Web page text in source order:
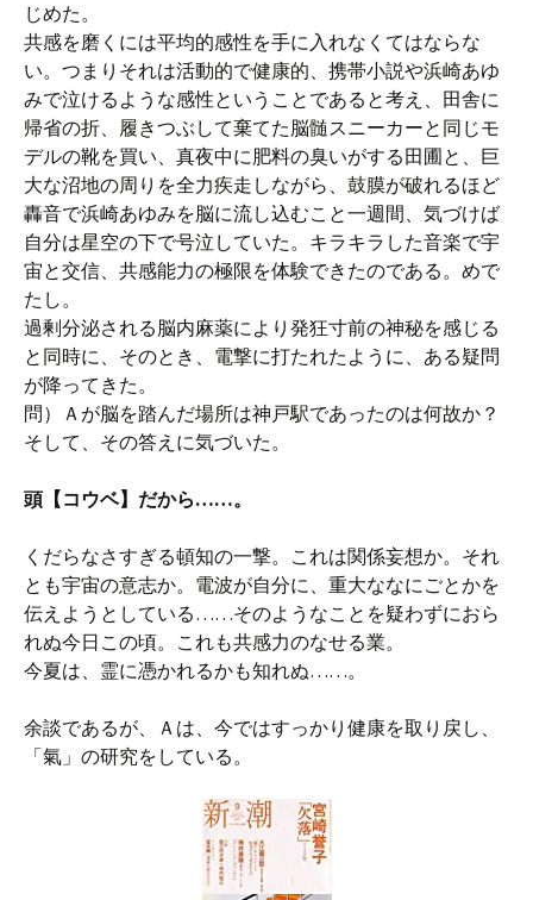
じめた。
共感を磨くには平均的感性を手に入れなくてはならな
い。つまりそれは活動的で健康的、携帯小説や浜崎あゆ
みで泣けるような感性ということであると考え、田舎に
帰省の折、履きつぶして棄てた脳髄スニーカーと同じモ
デルの靴を買い、真夜中に肥料の臭いがする田圃と、巨
大な沼地の周りを全力疾走しながら、鼓膜が破れるほど
轟音で浜崎あゆみを脳に流し込むこと一週間、気づけば
自分は星空の下で号泣していた。キラキラした音楽で宇
宙と交信、共感能力の極限を体験できたのである。めで
たし。
過剰分泌される脳内麻薬により発狂寸前の神秘を感じる
と同時に、そのとき、電撃に打たれたように、ある疑問
が降ってきた。
問）Ａが脳を踏んだ場所は神戸駅であったのは何故か？
そして、その答えに気づいた。
頭【コウベ】だから……。
くだらなさすぎる頓知の一撃。これは関係妄想か。それ
とも宇宙の意志か。電波が自分に、重大ななにごとかを
伝えようとしている……そのようなことを疑わずにおら
れぬ今日この頃。これも共感力のなせる業。
今夏は、霊に憑かれるかも知れぬ……。
余談であるが、Ａは、今ではすっかり健康を取り戻し、
「氣」の研究をしている。